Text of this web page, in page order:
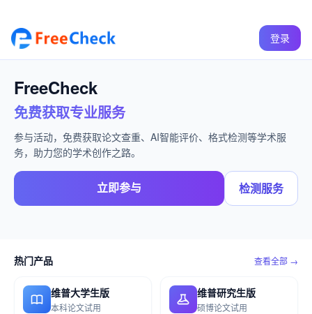
登录
FreeCheck
免费获取专业服务
参与活动，免费获取论文查重、AI智能评价、格式检测等学术服
务，助力您的学术创作之路。
立即参与 检测服务
热门产品 查看全部 →
维普大学生版
本科论文试用
维普研究生版
硕博论文试用